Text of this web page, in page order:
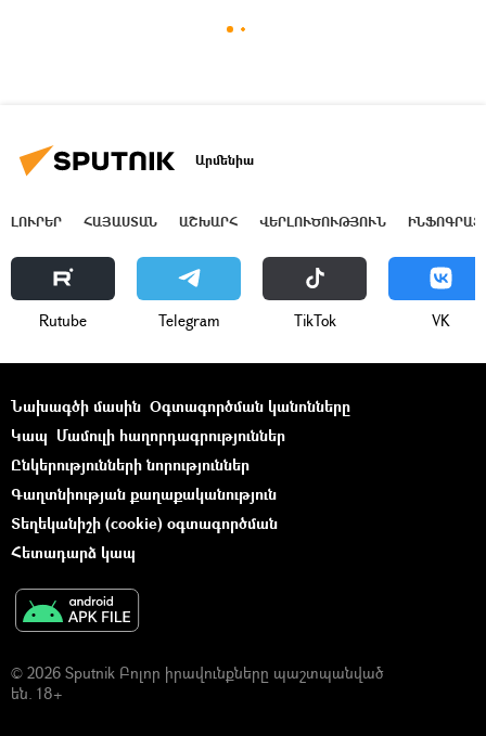
Արմենիա
ԼՈՒՐԵՐ ՀԱՅԱՍՏԱՆ ԱՇԽԱՐՀ ՎԵՐԼՈՒԾՈՒԹՅՈՒՆ
Rutube Telegram ТikТоk VK
Նախագծի մասին Օգտագործման կանոնները
Կապ Մամուլի հաղորդագրություններ
Ընկերությունների նորություններ
Գաղտնիության քաղաքականություն
Տեղեկանիշի (cookie) օգտագործման
Հետադարձ կապ
© 2026 Sputnik Բոլոր իրավունքները պաշտպանված
են. 18+